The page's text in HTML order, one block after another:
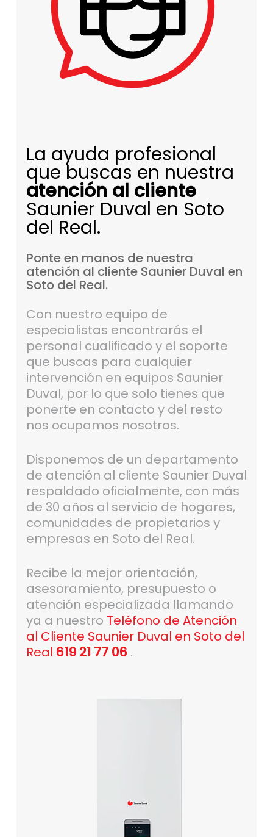
La ayuda profesional
que buscas en nuestra
atención al cliente
Saunier Duval en Soto
del Real.
Ponteen manos de nuestra
atención al cliente Saunier Duval en
Soto del Real.
Con nuestro equipo de
especialistas encontrarás el
personal cualificado y el soporte
que buscas para cualquier
intervención en equipos Saunier
Duval, por lo que solo tienes que
ponerte en contacto y del resto
nos ocupamos nosotros.
Disponemos de un departamento
de atención al cliente Saunier Duval
respaldado oficialmente, con más
de 30 años al servicio de hogares,
comunidades de propietarios y
empresas en Soto del Real.
Recibe la mejor orientación,
asesoramiento, presupuesto o
atención especializada llamando
ya a nuestro Teléfono de Atención
al Cliente Saunier Duval en Soto del
Real 619 21 77 06 .